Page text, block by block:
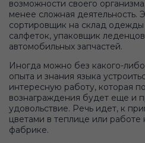
возможности своего
менее сложная деятельность.
сортировщик на склад
салфеток, упаковщик
автомобильных запчастей.
Иногда можно без какого-
опыта и знания языка
интересную работу, которая
вознаграждения будет еще и
удовольствие. Речь идет, к
цветами в теплице или
фабрике.